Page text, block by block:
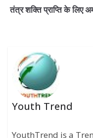
तंत्र शक्ति प्राप्ति के लिए
Youth Trend
YouthTrend is a